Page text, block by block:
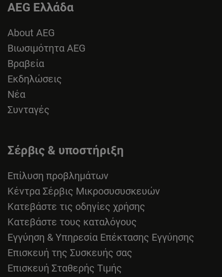
AEG Ελλάδα
About AEG
Βιωσιμότητα AEG
Βραβεία
Εκδηλώσεις
Νέα
Συνταγές
Σέρβις & υποστήριξη
Επίλυση προβλημάτων
Κέντρα Σέρβις Μικροσυσυσκευών
Κατεβάστε τις οδηγίες χρήσης
Κατεβάστε τους καταλόγους
Εγγύηση & Υπηρεσία Επέκτασης Εγγύησης
Επισκευή της Συσκευής σας
Επισκευή Σταθερής Τιμής